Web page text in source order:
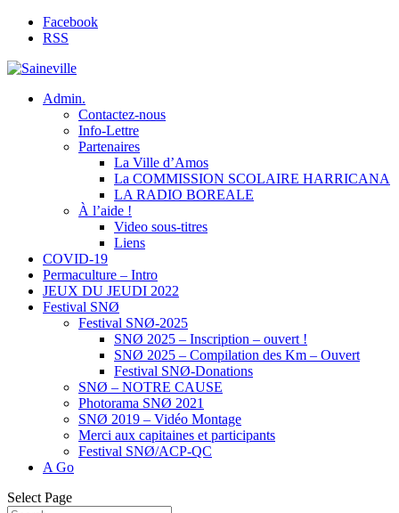
Facebook
RSS
Admin.
Contactez-nous
Info-Lettre
Partenaires
La Ville d’Amos
La COMMISSION SCOLAIRE HARRICANA
LA RADIO BOREALE
À l’aide !
Video sous-titres
Liens
COVID-19
Permaculture – Intro
JEUX DU JEUDI 2022
Festival SNØ
Festival SNØ-2025
SNØ 2025 – Inscription – ouvert !
SNØ 2025 – Compilation des Km – Ouvert
Festival SNØ-Donations
SNØ – NOTRE CAUSE
Photorama SNØ 2021
SNØ 2019 – Vidéo Montage
Merci aux capitaines et participants
Festival SNØ/ACP-QC
A Go
Select Page